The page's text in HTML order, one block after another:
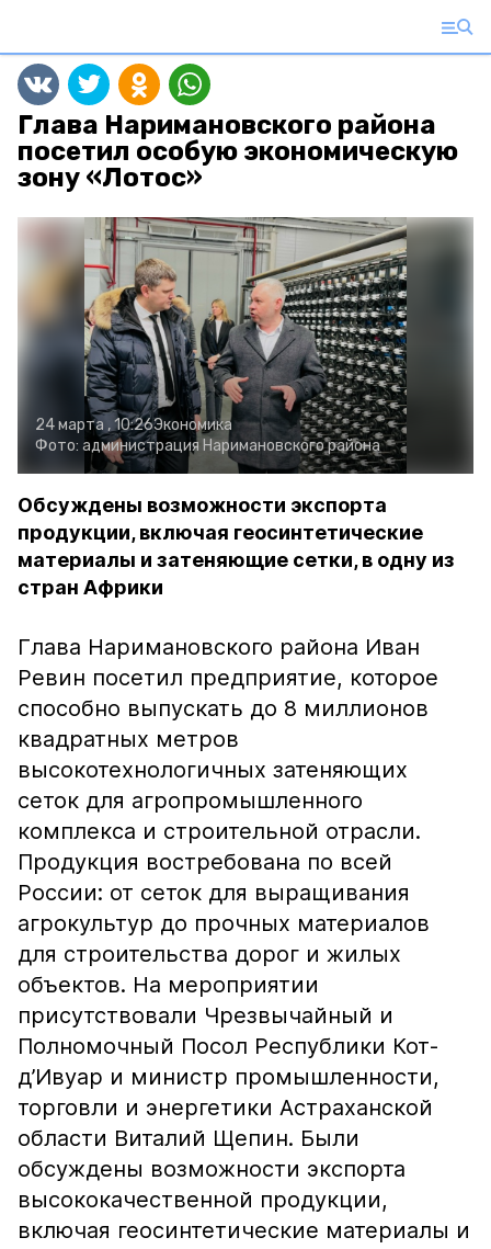
Глава Наримановского района
посетил особую экономическую
зону «Лотос»
24 марта , 10:26Экономика
Фото: администрация Наримановского района
Обсуждены возможности экспорта
продукции, включая геосинтетические
материалы и затеняющие сетки, в одну из
стран Африки
Глава Наримановского района Иван
Ревин посетил предприятие, которое
способно выпускать до 8 миллионов
квадратных метров
высокотехнологичных затеняющих
сеток для агропромышленного
комплекса и строительной отрасли.
Продукция востребована по всей
России: от сеток для выращивания
агрокультур до прочных материалов
для строительства дорог и жилых
объектов. На мероприятии
присутствовали Чрезвычайный и
Полномочный Посол Республики Кот-
д’Ивуар и министр промышленности,
торговли и энергетики Астраханской
области Виталий Щепин. Были
обсуждены возможности экспорта
высококачественной продукции,
включая геосинтетические материалы и